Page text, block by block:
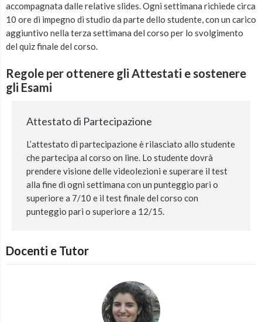
accompagnata dalle relative slides. Ogni settimana richiede circa
10 ore di impegno di studio da parte dello studente, con un carico
aggiuntivo nella terza settimana del corso per lo svolgimento
del quiz finale del corso.
Regole per ottenere gli Attestati e sostenere
gli Esami
Attestato di Partecipazione
L’attestato di partecipazione è rilasciato allo studente
che partecipa al corso on line. Lo studente dovrà
prendere visione delle videolezioni e superare il test
alla fine di ogni settimana con un punteggio pari o
superiore a 7/10 e il test finale del corso con
punteggio pari o superiore a 12/15.
Docenti e Tutor